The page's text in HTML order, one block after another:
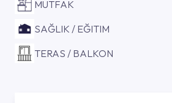
MUTFAK
SAĞLIK / EĞITIM
TERAS / BALKON